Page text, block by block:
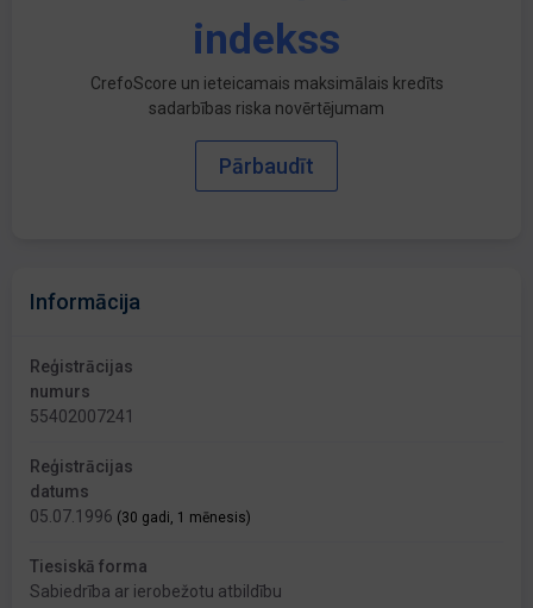
indekss
CrefoScore un ieteicamais maksimālais kredīts
sadarbības riska novērtējumam
Pārbaudīt
Informācija
Reģistrācijas
numurs
55402007241
Reģistrācijas
datums
05.07.1996 (30 gadi, 1 mēnesis)
Tiesiskā forma
Sabiedrība ar ierobežotu atbildību